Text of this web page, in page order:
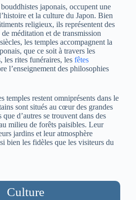
japonais, occupent une
et la culture du Japon. Bien
religieux, ils représentent des
méditation et de transmission
les temples accompagnent la
que ce soit à travers les
les rites funéraires, lesfêtes
l’enseignement des philosophies
temples restent omniprésents dans le
sont situés au cœur des grandes
d’autres se trouvent dans des
milieu de forêts paisibles. Leur
jardins et leur atmosphère
bien les fidèles que les visiteurs du
Culture